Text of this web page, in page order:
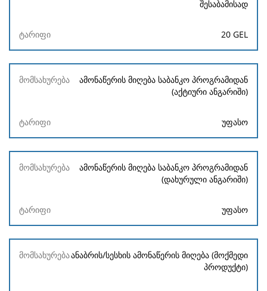
შესაბამისად
20 GEL
ამონაწერის მიღება საბანკო პროგრამიდან
(აქტიური ანგარიში)
უფასო
ამონაწერის მიღება საბანკო პროგრამიდან
(დახურული ანგარიში)
უფასო
ანაბრის/სესხის ამონაწერის მიღება (მოქმედი
პროდუქტი)